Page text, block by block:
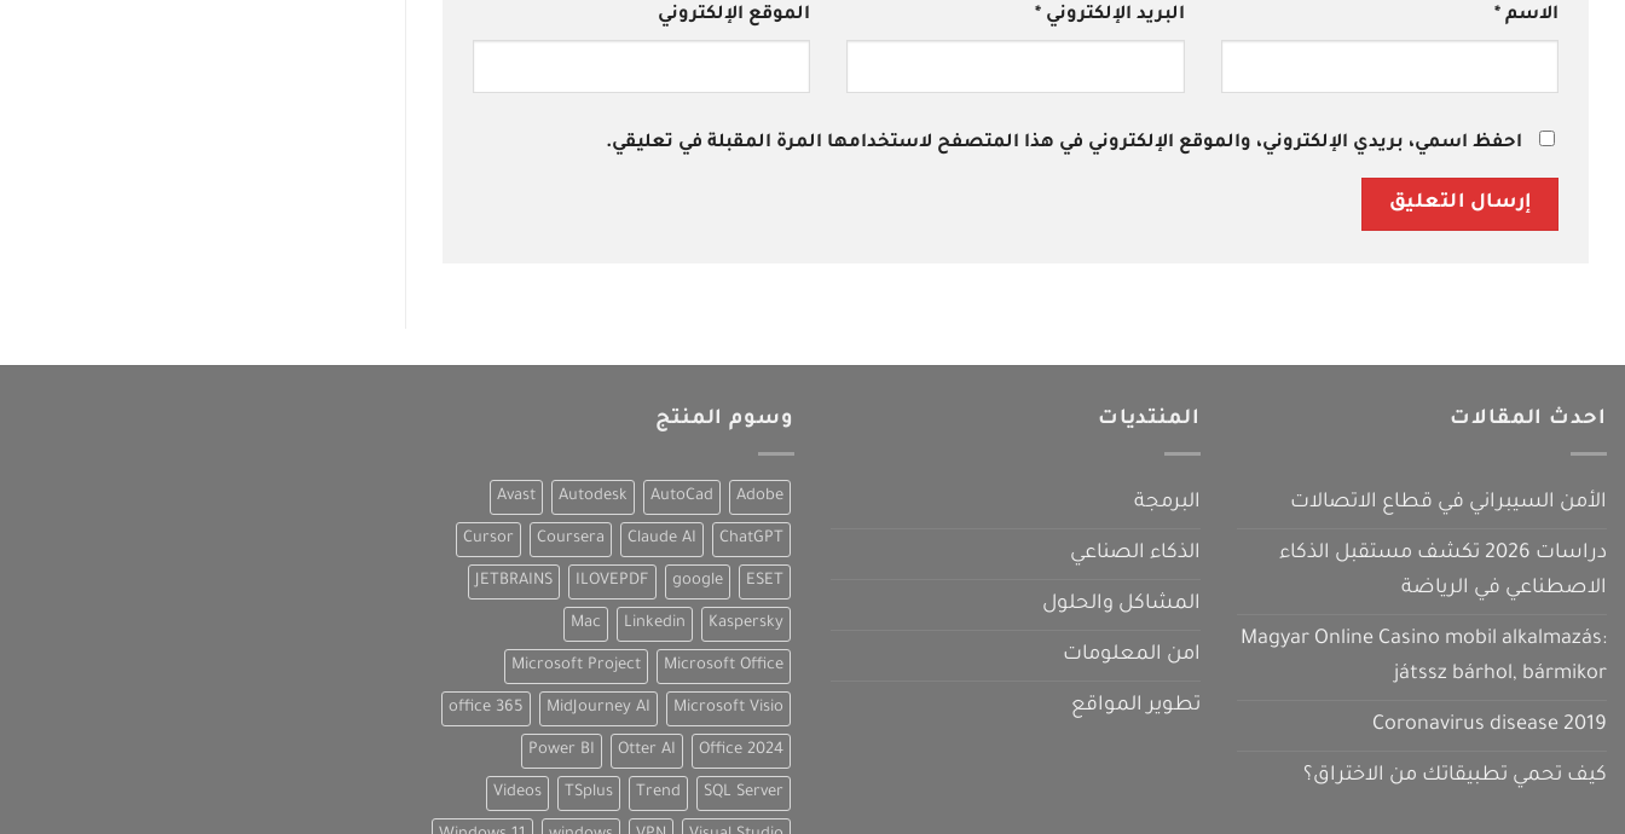
الاسم * البريد الإلكتروني* الموقع الإلكتروني
احفظ اسمي، بريدي الإلكتروني، والموقع الإلكتروني في هذا المتصفح لاستخدامها المرة المقبلة في تعليقي.
احدث المقالات
الأمن السيبراني في قطاع الاتصالات
دراسات 2026 تكشف مستقبل الذكاء
الاصطناعي في الرياضة
Magyar Online Casino mobil alkalmazás:
játssz bárhol, bármikor
Coronavirus disease 2019
كيف تحمي تطبيقاتك من الاختراق؟
المنتديات
البرمجة
الذكاء الصناعي
المشاكل والحلول
امن المعلومات
تطوير المواقع
وسوم المنتج
Adobe
AutoCad
Autodesk
Avast
ChatGPT
Claude AI
Coursera
Cursor
ESET
google
ILOVEPDF
JETBRAINS
Kaspersky
Linkedin
Mac
Microsoft Office
Microsoft Project
Microsoft Visio
MidJourney AI
office 365
Office 2024
Otter AI
Power BI
SQL Server
Trend
TSplus
Videos